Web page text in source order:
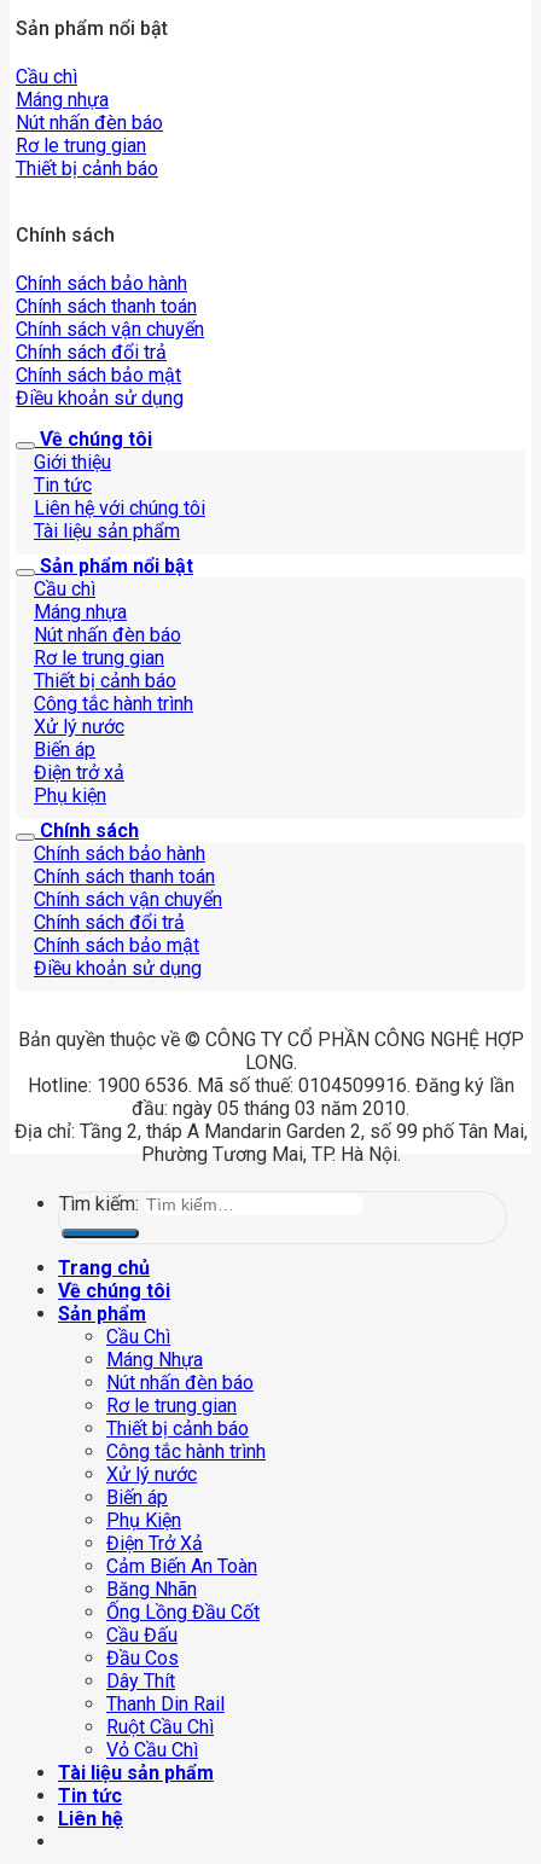
Sản phẩm nổi bật
Cầu chì
Máng nhựa
Nút nhấn đèn báo
Rơ le trung gian
Thiết bị cảnh báo
Chính sách
Chính sách bảo hành
Chính sách thanh toán
Chính sách vận chuyển
Chính sách đổi trả
Chính sách bảo mật
Điều khoản sử dụng
Về chúng tôi
Giới thiệu
Tin tức
Liên hệ với chúng tôi
Tài liệu sản phẩm
Sản phẩm nổi bật
Cầu chì
Máng nhựa
Nút nhấn đèn báo
Rơ le trung gian
Thiết bị cảnh báo
Công tắc hành trình
Xử lý nước
Biến áp
Điện trở xả
Phụ kiện
Chính sách
Chính sách bảo hành
Chính sách thanh toán
Chính sách vận chuyển
Chính sách đổi trả
Chính sách bảo mật
Điều khoản sử dụng
Bản quyền thuộc về © CÔNG TY CỔ PHẦN CÔNG NGHỆ HỢP
LONG.
Hotline: 1900 6536. Mã số thuế: 0104509916. Đăng ký lần
đầu: ngày 05 tháng 03 năm 2010.
Địa chỉ: Tầng 2, tháp A Mandarin Garden 2, số 99 phố Tân Mai,
Phường Tương Mai, TP. Hà Nội.
Tìm kiếm:
Trang chủ
Về chúng tôi
Sản phẩm
Cầu Chì
Máng Nhựa
Nút nhấn đèn báo
Rơ le trung gian
Thiết bị cảnh báo
Công tắc hành trình
Xử lý nước
Biến áp
Phụ Kiện
Điện Trở Xả
Cảm Biến An Toàn
Băng Nhãn
Ống Lồng Đầu Cốt
Cầu Đấu
Đầu Cos
Dây Thít
Thanh Din Rail
Ruột Cầu Chì
Vỏ Cầu Chì
Tài liệu sản phẩm
Tin tức
Liên hệ